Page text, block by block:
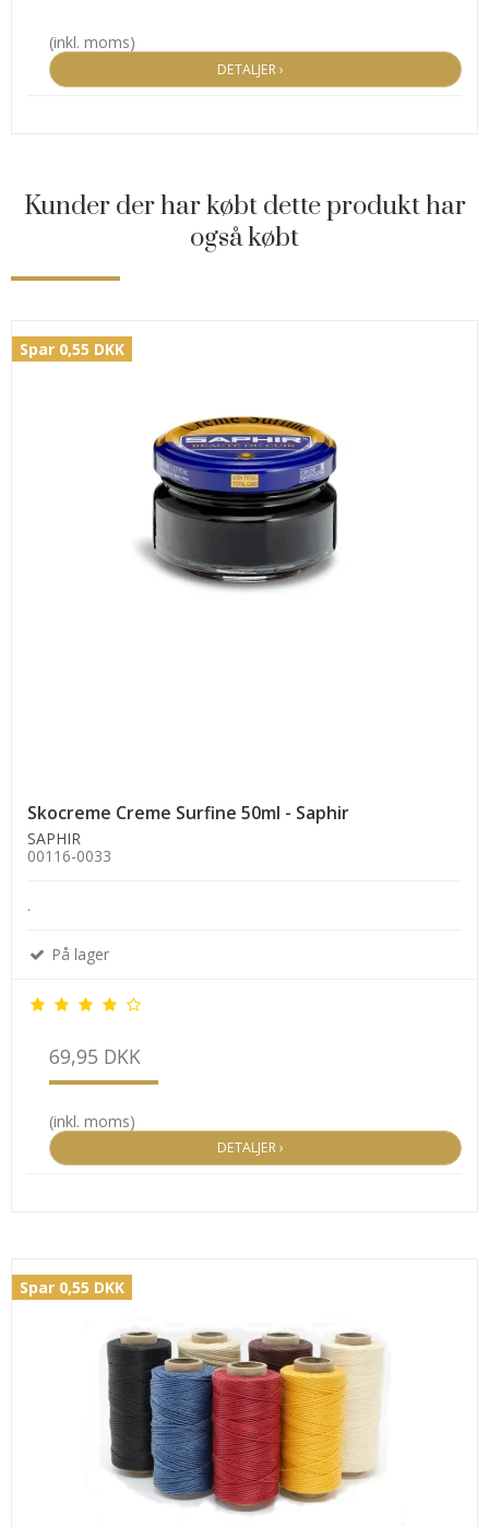
(inkl. moms)
DETALJER ›
Kunder der har købt dette produkt har
også købt
Spar 0,55 DKK
Skocreme Creme Surfine 50ml - Saphir
SAPHIR
00116-0033
.
På lager
69,95 DKK
(inkl. moms)
DETALJER ›
Spar 0,55 DKK